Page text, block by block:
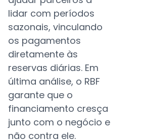
lidar com períodos
sazonais, vinculando
os pagamentos
diretamente às
reservas diárias. Em
última análise, o RBF
garante que o
financiamento cresça
junto com o negócio e
não contra ele.